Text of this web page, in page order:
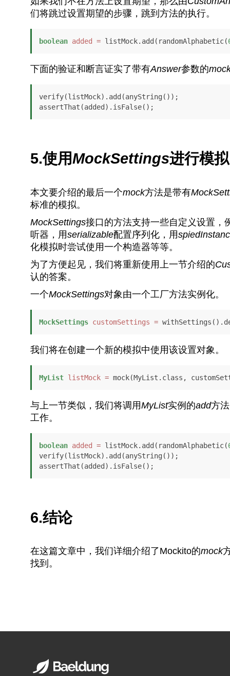
们将跳过设置期望的步骤，跳到方法的执行。
boolean added = listMock.add(randomAlphabetic(
下面的验证和断言证实了带有Answer参数的
verify(listMock).add(anyString());
assertThat(added).isFalse();
5.使用MockSettings进行模拟
本文要介绍的最后一个mock方法是带有
标准的模拟。
MockSettings接口的方法支持一些自定义设置，
听器，用serializable配置序列化，用
化模拟时尝试使用一个构造器等等。
为了方便起见，我们将重新使用上一节介绍的
认的答案。
一个MockSettings对象由一个工厂方法实例化。
MockSettings customSettings =
我们将在创建一个新的模拟中使用该设置对象。
MyList listMock = mock(MyList.class,
与上一节类似，我们将调用MyList实例的add方
工作。
boolean added = listMock.add(randomAlphabetic(
verify(listMock).add(anyString());
assertThat(added).isFalse();
6.结论
在这篇文章中，我们详细介绍了Mockito的mock
找到。